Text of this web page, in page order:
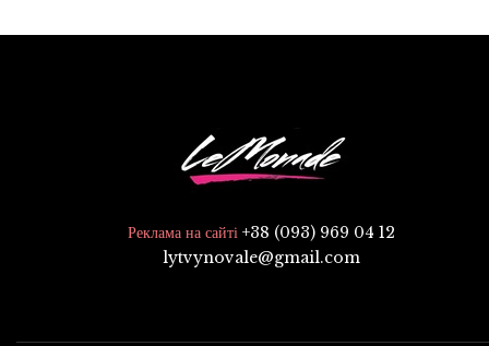
Реклама на сайті +38 (093) 969 04 12
lytvynovale@gmail.com